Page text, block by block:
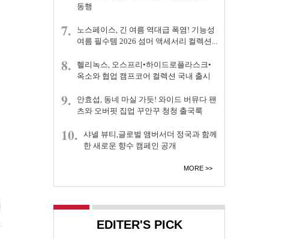
동행
7.
노스페이스, 긴 여름 역대급 폭염! 기능성
여름 필수템 2026 섬머 액세서리 컬렉션...
8.
헬리녹스, 오스프리•하이드로플라스크•
옥소와 협업 캠프코어 컬렉션 국내 출시
9.
안효섭, 동네 마실 가듯! 와이드 버뮤다 팬
츠와 오버핏 집업 꾸안꾸 청청 출국룩
10.
샤넬 뷰티,글로벌 앰버서더 정국과 함께
한 새로운 향수 캠페인 공개
MORE
EDITER'S PICK